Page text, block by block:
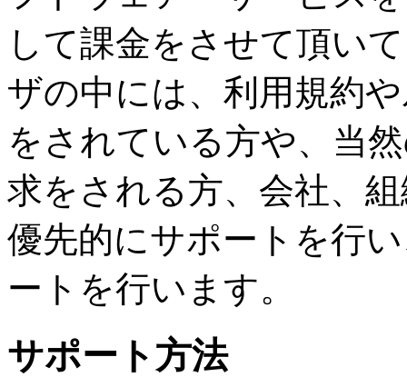
して課金をさせて頂い
ザの中には、利用規約
をされている方や、当
求をされる方、会社、
優先的にサポートを行
ートを行います。
サポート方法